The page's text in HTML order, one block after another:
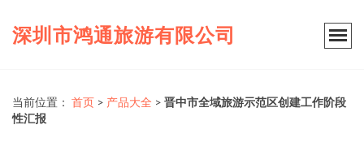
深圳市鸿通旅游有限公司
当前位置： 首页 > 产品大全 > 晋中市全域旅游示范区创建工作阶段
性汇报